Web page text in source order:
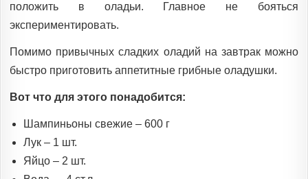
положить в оладьи. Главное не бояться
экспериментировать.
Помимо привычных сладких оладий на завтрак можно
быстро приготовить аппетитные грибные оладушки.
Вот что для этого понадобится:
Шампиньоны свежие – 600 г
Лук – 1 шт.
Яйцо – 2 шт.